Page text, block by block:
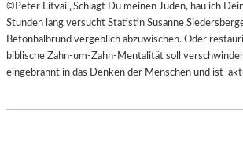
©Peter Litvai „Schlägt Du meinen Juden, hau ich
Stunden lang versucht Statistin Susanne
Betonhalbrund vergeblich abzuwischen. Oder
biblische Zahn-um-Zahn-Mentalität soll
eingebrannt in das Denken der Menschen und ist